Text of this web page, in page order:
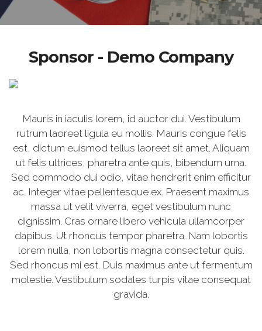
Sponsor - Demo Company
Mauris in iaculis lorem, id auctor dui. Vestibulum
rutrum laoreet ligula eu mollis. Mauris congue felis
est, dictum euismod tellus laoreet sit amet. Aliquam
ut felis ultrices, pharetra ante quis, bibendum urna.
Sed commodo dui odio, vitae hendrerit enim efficitur
ac. Integer vitae pellentesque ex. Praesent maximus
massa ut velit viverra, eget vestibulum nunc
dignissim. Cras ornare libero vehicula ullamcorper
dapibus. Ut rhoncus tempor pharetra. Nam lobortis
lorem nulla, non lobortis magna consectetur quis.
Sed rhoncus mi est. Duis maximus ante ut fermentum
molestie. Vestibulum sodales turpis vitae consequat
gravida.